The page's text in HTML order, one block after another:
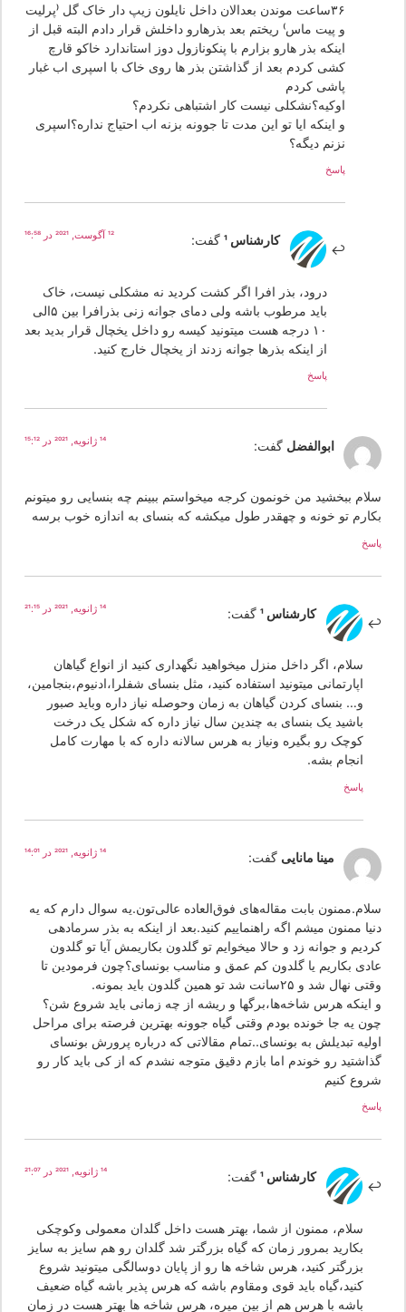
۳۶ساعت موندن بعدالان داخل نایلون زیپ دار خاک گل (پرلیت
و پیت ماس) ریختم بعد بذرهارو داخلش قرار دادم البته قبل از
اینکه بذر هارو بزارم با پنکونازول دوز استاندارد خاکو قارچ
کشی کردم بعد از گذاشتن بذر ها روی خاک با اسپری اب غبار
پاشی کردم
اوکیه؟نشکلی نیست کار اشتباهی نکردم؟
و اینکه ایا تو این مدت تا جوونه بزنه اب احتیاج نداره؟اسپری
نزنم دیگه؟
کارشناس 1 گفت:
درود، بذر افرا اگر کشت کردید نه مشکلی نیست، خاک
باید مرطوب باشه ولی دمای جوانه زنی بذرافرا بین ۵الی
۱۰ درجه هست میتونید کیسه رو داخل یخچال قرار بدید بعد
از اینکه بذرها جوانه زدند از یخچال خارج کنید.
ابوالفضل گفت:
ببخشید من خونمون کرجه میخواستم ببینم چه بنسایی رو میتونم
تو خونه و چهقدر طول میکشه که بنسای به اندازه خوب برسه
کارشناس 1 گفت:
سلام، اگر داخل منزل میخواهید نگهداری کنید از انواع گیاهان
اپارتمانی میتونید استفاده کنید، مثل بنسای شفلرا،ادنیوم،بنجامین،
و… بنسای کردن گیاهان به زمان وحوصله نیاز داره وباید صبور
باشید یک بنسای به چندین سال نیاز داره که شکل یک درخت
کوچک رو بگیره ونیاز به هرس سالانه داره که با مهارت کامل
انجام بشه.
مینا مانایی گفت:
بابت مقاله‌های فوق‌العاده عالی‌تون.یه سوال دارم که یه
ممنون میشم اگه راهنماییم کنید.بعد از اینکه به بذر سرمادهی
و جوانه زد و حالا میخوایم تو گلدون بکاریمش آیا تو گلدون
بکاریم یا گلدون کم عمق و مناسب بونسای؟چون فرمودین تا
نهال شد و ۲۵سانت شد تو همین گلدون باید بمونه.
اینکه هرس شاخه‌ها،برگها و ریشه از چه زمانی باید شروع شن؟
یه جا خونده بودم وقتی گیاه جوونه بهترین فرصته برای مراحل
تبدیلش به بونسای..تمام مقالاتی که درباره پرورش بونسای
رو خوندم اما بازم دقیق متوجه نشدم که از کی باید کار رو
کنیم
کارشناس 1 گفت:
سلام، ممنون از شما، بهتر هست داخل گلدان معمولی وکوچکی
بکارید بمرور زمان که گیاه بزرگتر شد گلدان رو هم سایز به سایز
بزرگتر کنید، هرس شاخه ها رو از پایان دوسالگی میتونید شروع
کنید،گیاه باید قوی ومقاوم باشه که هرس پذیر باشه گیاه ضعیف
باشه با هرس هم از بین میره، هرس شاخه ها بهتر هست در زمان